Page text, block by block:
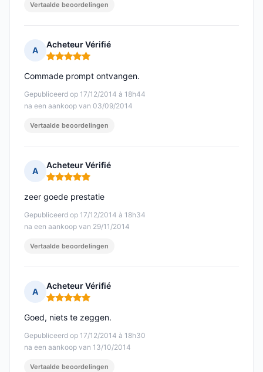
Vertaalde beoordelingen
A
Acheteur Vérifié
Opmerking: 5 van 5
Gepubliceerd op 17/12/2014 à 18h44
na een aankoop van 03/09/2014
Commade prompt ontvangen.
Vertaalde beoordelingen
A
Acheteur Vérifié
Opmerking: 5 van 5
Gepubliceerd op 17/12/2014 à 18h34
na een aankoop van 29/11/2014
zeer goede prestatie
Vertaalde beoordelingen
A
Acheteur Vérifié
Opmerking: 5 van 5
Gepubliceerd op 17/12/2014 à 18h30
na een aankoop van 13/10/2014
Goed, niets te zeggen.
Vertaalde beoordelingen